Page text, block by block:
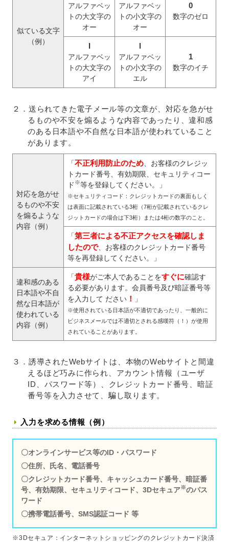
似ている文字
（例）
アルファベッ
トの大文字の
オー
アルファベッ
トの小文字の
オー
0
数字のゼロ
I
アルファベッ
トの大文字の
アイ
l
アルファベッ
トの小文字の
エル
1
数字のイチ
２．送られてきた電子メール等の文章が、対応を急がせ
るものや不安を煽るような内容であったり、違和感
のある日本語や不自然な日本語が使われていること
があります。
対応を急がせ
るものや不安
を煽るような
内容（例）
「不正利用防止のため 、お客様のクレジッ
トカード番号、有効期限、セキュリティコー
ド ※等を登録してください。」
※セキュリティコード：クレジットカードの裏面もしく
は表面に記載されている3桁（7桁が記載されているクレ
ジットカードの場合は下3桁）または4桁の数字のこと。
「第三者による不正アクセスを確認しま
したので、お客様のクレジットカード番号
等を再登録してください。」
違和感のある
日本語や不自
然な日本語が
使われている
内容（例）
「貴様がご本人であることをすぐに確認す
る必要があります。会員番号及び暗証番号等
を入力して ださい ！ 」
※使用されている日本語が不適切であったり、一般的に
ビジネスメールでは不適切とされる感嘆符（！）が使用
されていることがあります。
３．誘導されたWebサイトは、本物のWebサイトと間違
えるほど巧みに作られ、アカウント情報（ユーザ
ID、パスワード等）、クレジットカード番号、暗証
番号等を入力させて、騙し取ります。
入力を求める情報（例）
〇オンラインサービス等のID・パスワード
〇住所、氏名、電話番号
〇クレジットカード番号、キャッシュカード番号、暗証番
号、有効期限、セキュリティコード、3Dセキュア※のパス
ワード
〇携帯電話番号、SMS認証コード 等
※3Dセキュア：インターネットショッピングのクレジットカード決済